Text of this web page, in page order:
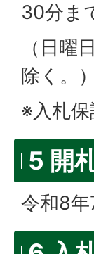
30分ま
（日曜
除く。）
※入札
5 開
令和8